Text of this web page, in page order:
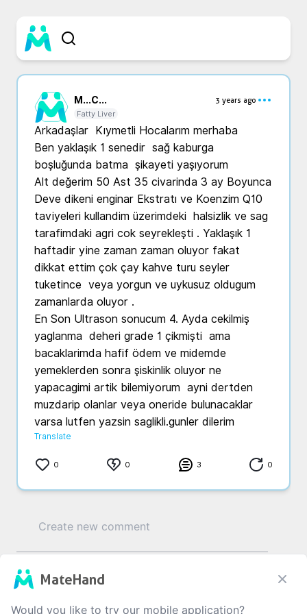
M...C...
3 years ago
Fatty Liver
Arkadaşlar  Kıymetli Hocalarım merhaba
Ben yaklaşık 1 senedir  sağ kaburga
boşluğunda batma  şikayeti yaşıyorum
Alt değerim 50 Ast 35 civarinda 3 ay Boyunca
Deve dikeni enginar Ekstratı ve Koenzim Q10
taviyeleri kullandim üzerimdeki  halsizlik ve sag
tarafimdaki agri cok seyrekleşti . Yaklaşık 1
haftadir yine zaman zaman oluyor fakat
dikkat ettim çok çay kahve turu seyler
tuketince  veya yorgun ve uykusuz oldugum
zamanlarda oluyor .
En Son Ultrason sonucum 4. Ayda cekilmiş
yaglanma  deheri grade 1 çikmişti  ama
bacaklarimda hafif ödem ve midemde
yemeklerden sonra şiskinlik oluyor ne
yapacagimi artik bilemiyorum  ayni dertden
muzdarip olanlar veya oneride bulunacaklar
varsa lutfen yazsin saglikli.gunler dilerim
Translate
0 0 3 0
MateHand
Would you like to try our mobile application?